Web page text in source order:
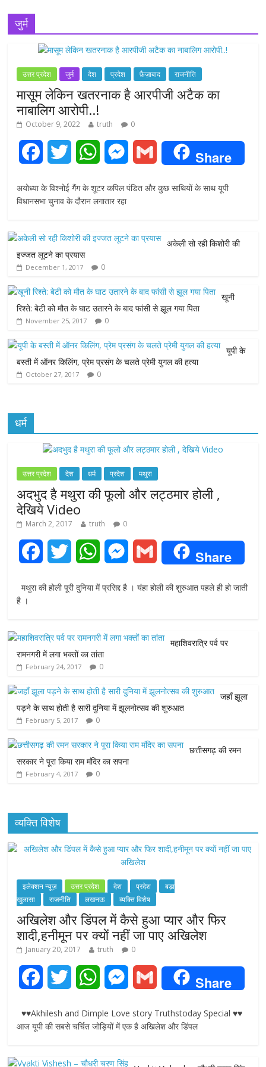
जुर्म
उत्तर प्रदेश जुर्म देश प्रदेश फ़ैज़ाबाद राजनीति
मासूम लेकिन खतरनाक है आरपीजी अटैक का
नाबालिग आरोपी..!
October 9, 2022 truth 0
c
o
o
k
i
e
r
W
a
A
p
p
M
g
r
Share
अयोध्या के विश्नोई गैंग के शूटर कपिल पंडित और कुछ साथियों के साथ यूपी
विधानसभा चुनाव के दौरान लगातार रहा
अकेली सो रही किशोरी की
इज्जत लूटने का प्रयास
December 1, 2017 0
खूनी
रिश्ते: बेटी को मौत के घाट उतारने के बाद फांसी से झूल गया पिता
November 25, 2017 0
यूपी के
बस्ती में ऑनर किलिंग, प्रेम प्रसंग के चलते प्रेमी युगल की हत्या
October 27, 2017 0
धर्म
उत्तर प्रदेश देश धर्म प्रदेश मथुरा
अदभुद है मथुरा की फूलो और लट्ठमार होली ,
देखिये Video
March 2, 2017 truth 0
b
o
o
k
e
r
W
A
p
M
g
r
Share
मथुरा की होली पूरी दुनिया में प्रसिद्द है । यंहा होली की शुरुआत पहले ही हो जाती
है ।
महाशिवरात्रि पर्व पर
रामनगरी में लगा भक्तों का तांता
February 24, 2017 0
जहाँ झूला
पड़ने के साथ होती है सारी दुनिया में झूलनोत्सव की शुरुआत
February 5, 2017 0
छत्तीसगढ़ की रमन
सरकार ने पूरा किया राम मंदिर का सपना
February 4, 2017 0
व्यक्ति विशेष
इलेक्शन न्यूज़ उत्तर प्रदेश देश प्रदेश
बड़ा
खुलासा
राजनीति लखनऊ व्यक्ति विशेष
अखिलेश और डिंपल में कैसे हुआ प्यार और फिर
शादी,हनीमून पर क्यों नहीं जा पाए अखिलेश
January 20, 2017 truth 0
c
i
W
a
M
s
a
Share
♥♥Akhilesh and Dimple Love story Truthstoday Special ♥♥
आज यूपी की सबसे चर्चित जोड़ियों में एक है अखिलेश और डिंपल